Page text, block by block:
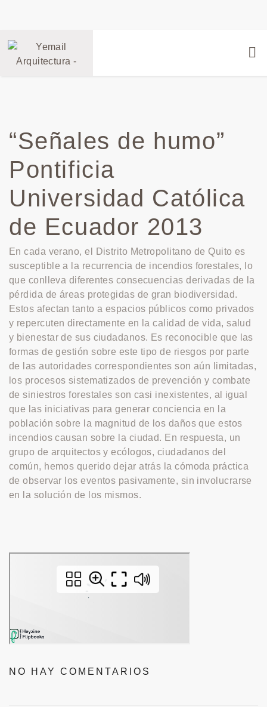
“Señales de humo”
Pontificia
Universidad Católica
de Ecuador 2013
En cada verano, el Distrito Metropolitano de Quito es
susceptible a la recurrencia de incendios forestales, lo
que conlleva diferentes consecuencias derivadas de la
pérdida de áreas protegidas de gran biodiversidad.
Estos afectan tanto a espacios públicos como privados
y repercuten directamente en la calidad de vida, salud
y bienestar de sus ciudadanos. Es reconocible que las
formas de gestión sobre este tipo de riesgos por parte
de las autoridades correspondientes son aún limitadas,
los procesos sistematizados de prevención y combate
de siniestros forestales son casi inexistentes, al igual
que las iniciativas para generar conciencia en la
población sobre la magnitud de los daños que estos
incendios causan sobre la ciudad. En respuesta, un
grupo de arquitectos y ecólogos, ciudadanos del
común, hemos querido dejar atrás la cómoda práctica
de observar los eventos pasivamente, sin involucrarse
en la solución de los mismos.
NO HAY COMENTARIOS